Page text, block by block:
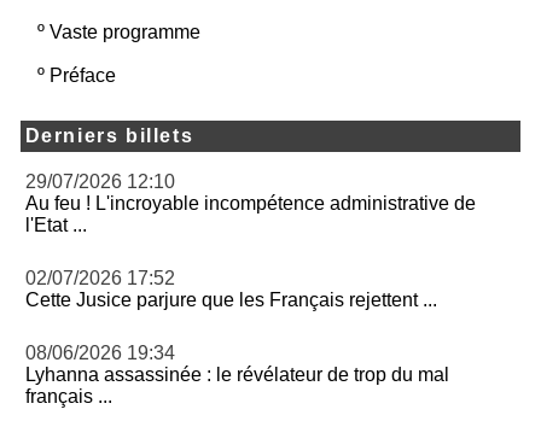
º Vaste programme
º Préface
Derniers billets
29/07/2026 12:10
Au feu ! L'incroyable incompétence administrative de
l'Etat ...
02/07/2026 17:52
Cette Jusice parjure que les Français rejettent ...
08/06/2026 19:34
Lyhanna assassinée : le révélateur de trop du mal
français ...